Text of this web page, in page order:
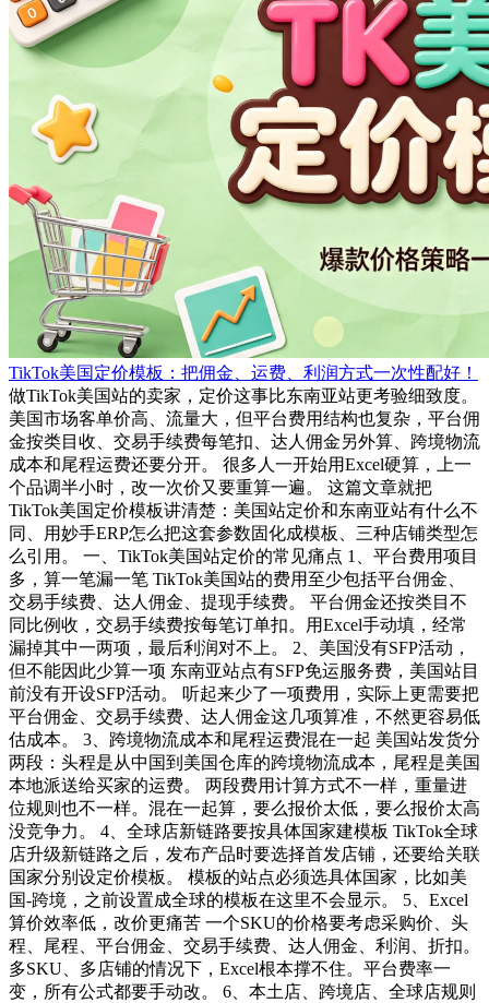
TikTok美国定价模板：把佣金、运费、利润方式一次性配好！
做TikTok美国站的卖家，定价这事比东南亚站更考验细致度。
美国市场客单价高、流量大，但平台费用结构也复杂，平台佣
金按类目收、交易手续费每笔扣、达人佣金另外算、跨境物流
成本和尾程运费还要分开。 很多人一开始用Excel硬算，上一
个品调半小时，改一次价又要重算一遍。 这篇文章就把
TikTok美国定价模板讲清楚：美国站定价和东南亚站有什么不
同、用妙手ERP怎么把这套参数固化成模板、三种店铺类型怎
么引用。 一、TikTok美国站定价的常见痛点 1、平台费用项目
多，算一笔漏一笔 TikTok美国站的费用至少包括平台佣金、
交易手续费、达人佣金、提现手续费。 平台佣金还按类目不
同比例收，交易手续费按每笔订单扣。用Excel手动填，经常
漏掉其中一两项，最后利润对不上。 2、美国没有SFP活动，
但不能因此少算一项 东南亚站点有SFP免运服务费，美国站目
前没有开设SFP活动。 听起来少了一项费用，实际上更需要把
平台佣金、交易手续费、达人佣金这几项算准，不然更容易低
估成本。 3、跨境物流成本和尾程运费混在一起 美国站发货分
两段：头程是从中国到美国仓库的跨境物流成本，尾程是美国
本地派送给买家的运费。 两段费用计算方式不一样，重量进
位规则也不一样。混在一起算，要么报价太低，要么报价太高
没竞争力。 4、全球店新链路要按具体国家建模板 TikTok全球
店升级新链路之后，发布产品时要选择首发店铺，还要给关联
国家分别设定价模板。 模板的站点必须选具体国家，比如美
国-跨境，之前设置成全球的模板在这里不会显示。 5、Excel
算价效率低，改价更痛苦 一个SKU的价格要考虑采购价、头
程、尾程、平台佣金、交易手续费、达人佣金、利润、折扣。
多SKU、多店铺的情况下，Excel根本撑不住。平台费率一
变，所有公式都要手动改。 6、本土店、跨境店、全球店规则